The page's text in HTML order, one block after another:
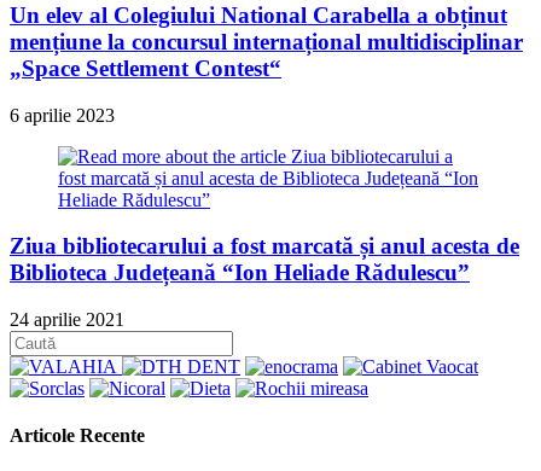
Un elev al Colegiului National Carabella a obținut
mențiune la concursul internațional multidisciplinar
„Space Settlement Contest“
6 aprilie 2023
Ziua bibliotecarului a fost marcată și anul acesta de
Biblioteca Județeană “Ion Heliade Rădulescu”
24 aprilie 2021
Articole Recente